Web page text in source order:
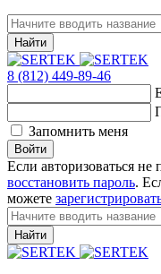
Найти
8 (812) 449-89-46
Запомнить меня
Войти
Если авторизоваться не
восстановить пароль.
можете
Найти